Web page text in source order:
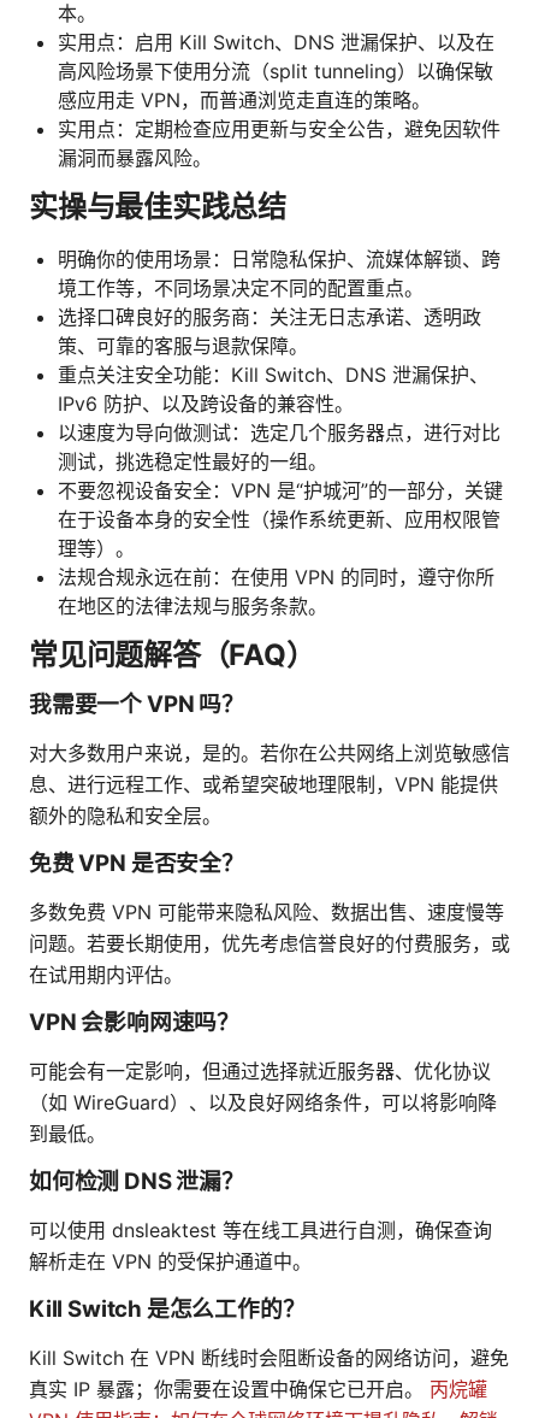
本。
实用点：启用 Kill Switch、DNS 泄漏保护、以及在
高风险场景下使用分流（split tunneling）以确保敏
感应用走 VPN，而普通浏览走直连的策略。
实用点：定期检查应用更新与安全公告，避免因软件
漏洞而暴露风险。
实操与最佳实践总结
明确你的使用场景：日常隐私保护、流媒体解锁、跨
境工作等，不同场景决定不同的配置重点。
选择口碑良好的服务商：关注无日志承诺、透明政
策、可靠的客服与退款保障。
重点关注安全功能：Kill Switch、DNS 泄漏保护、
IPv6 防护、以及跨设备的兼容性。
以速度为导向做测试：选定几个服务器点，进行对比
测试，挑选稳定性最好的一组。
不要忽视设备安全：VPN 是“护城河”的一部分，关键
在于设备本身的安全性（操作系统更新、应用权限管
理等）。
法规合规永远在前：在使用 VPN 的同时，遵守你所
在地区的法律法规与服务条款。
常见问题解答（FAQ）
我需要一个 VPN 吗？
对大多数用户来说，是的。若你在公共网络上浏览敏感信
息、进行远程工作、或希望突破地理限制，VPN 能提供
额外的隐私和安全层。
免费 VPN 是否安全？
多数免费 VPN 可能带来隐私风险、数据出售、速度慢等
问题。若要长期使用，优先考虑信誉良好的付费服务，或
在试用期内评估。
VPN 会影响网速吗？
可能会有一定影响，但通过选择就近服务器、优化协议
（如 WireGuard）、以及良好网络条件，可以将影响降
到最低。
如何检测 DNS 泄漏？
可以使用 dnsleaktest 等在线工具进行自测，确保查询
解析走在 VPN 的受保护通道中。
Kill Switch 是怎么工作的？
Kill Switch 在 VPN 断线时会阻断设备的网络访问，避免
真实 IP 暴露；你需要在设置中确保它已开启。 丙烷罐